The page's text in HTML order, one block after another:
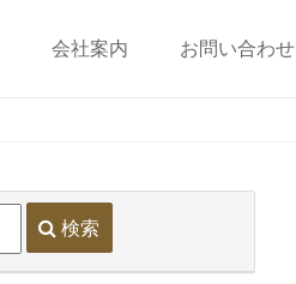
会社案内 お問い合わせ
検索